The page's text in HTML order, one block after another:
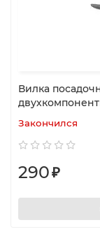
Вилка
Закончился
290₽